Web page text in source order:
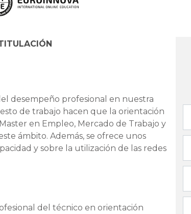
desempeño profesional en nuestra
de trabajo hacen que la orientación
en Empleo, Mercado de Trabajo y
ámbito. Además, se ofrece unos
y sobre la utilización de las redes
del técnico en orientación